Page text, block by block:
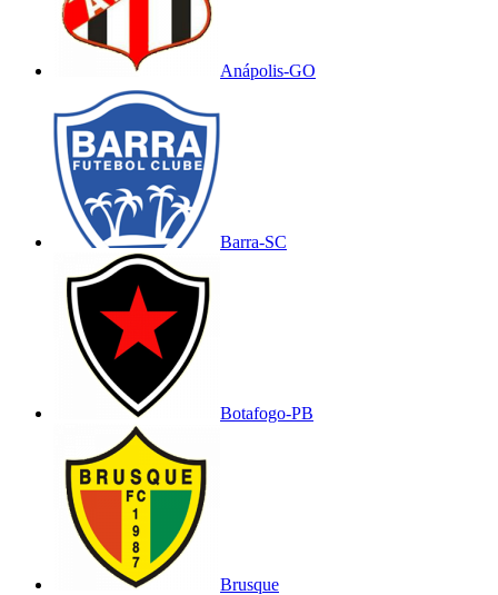
Anápolis-GO
Barra-SC
Botafogo-PB
Brusque